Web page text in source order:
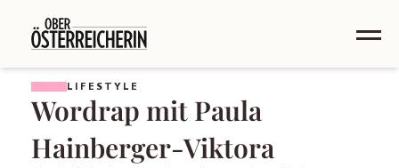
LIFESTYLE
Wordrap mit Paula
Hainberger-Viktora